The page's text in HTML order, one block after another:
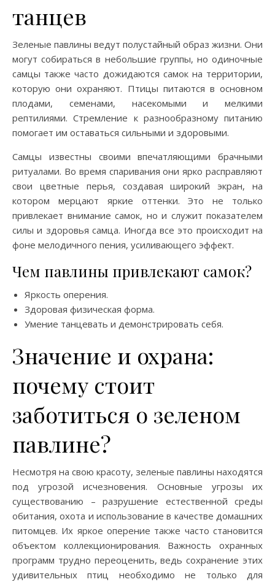
танцев
Зеленые павлины ведут полустайный образ жизни. Они
могут собираться в небольшие группы, но одиночные
самцы также часто дожидаются самок на территории,
которую они охраняют. Птицы питаются в основном
плодами, семенами, насекомыми и мелкими
рептилиями. Стремление к разнообразному питанию
помогает им оставаться сильными и здоровыми.
Самцы известны своими впечатляющими брачными
ритуалами. Во время спаривания они ярко расправляют
свои цветные перья, создавая широкий экран, на
котором мерцают яркие оттенки. Это не только
привлекает внимание самок, но и служит показателем
силы и здоровья самца. Иногда все это происходит на
фоне мелодичного пения, усиливающего эффект.
Чем павлины привлекают самок?
Яркость оперения.
Здоровая физическая форма.
Умение танцевать и демонстрировать себя.
Значение и охрана:
почему стоит
заботиться о зеленом
павлине?
Несмотря на свою красоту, зеленые павлины находятся
под угрозой исчезновения. Основные угрозы их
существованию – разрушение естественной среды
обитания, охота и использование в качестве домашних
питомцев. Их яркое оперение также часто становится
объектом коллекционирования. Важность охранных
программ трудно переоценить, ведь сохранение этих
удивительных птиц необходимо не только для